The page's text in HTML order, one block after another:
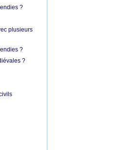
?
plusieurs
?
?